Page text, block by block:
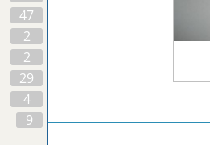
47
2
2
29
4
9